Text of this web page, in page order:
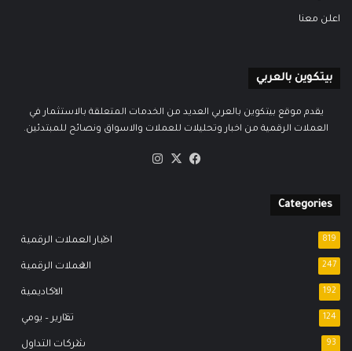
اعلن معنا
بيتكوين بالعربي
يقدم موقع بيتكوين بالعربي العديد من الخدمات المتعلقة بالاستثمار في
العملات الرقمية من اخبار وتحليلات للعملات والاسواق ونصائح للمبتدئين.
فيسبوك
‫X
Categories
اخبار العملات الرقمية 819
العملات الرقمية 247
الاكاديمية 192
تقارير – يومي 124
شركات التداول 93